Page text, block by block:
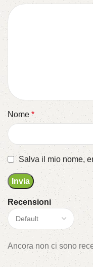
Recensioni
Ancora non ci sono
Nome *
Salva il mio nome,